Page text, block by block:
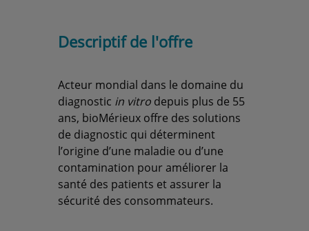
Descriptif de l'offre
Acteur mondial dans le domaine du
diagnostic in vitro depuis plus de 55
ans, bioMérieux offre des solutions
de diagnostic qui déterminent
l’origine d’une maladie ou d’une
contamination pour améliorer la
santé des patients et assurer la
sécurité des consommateurs.